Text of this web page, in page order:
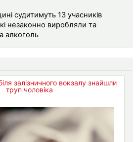
судитимуть 13 учасників
незаконно виробляли та
алкоголь
залізничного вокзалу знайшли
труп чоловіка